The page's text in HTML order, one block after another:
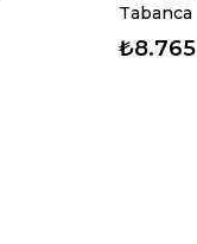
Tabanca
₺8.765